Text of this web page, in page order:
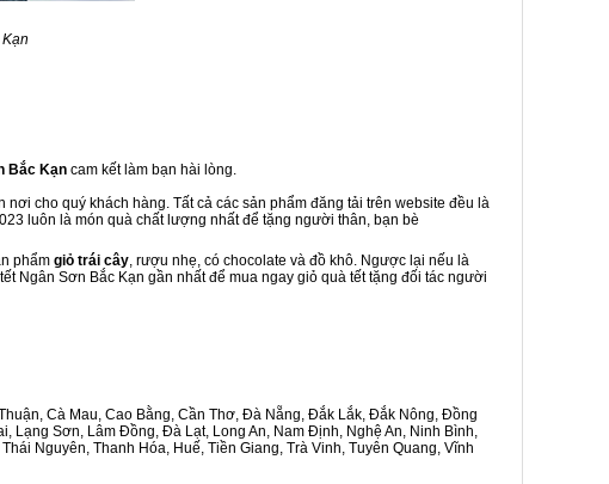
Bắc Kạn cam kết làm bạn hài lòng.
cho quý khách hàng. Tất cả các sản phẩm đăng tải trên website đều là
luôn là món quà chất lượng nhất để tặng người thân, bạn bè
phẩm giỏ trái cây, rượu nhẹ, có chocolate và đồ khô. Ngược lại nếu là
Ngân Sơn Bắc Kạn gần nhất để mua ngay giỏ quà tết tặng đối tác người
Cà Mau, Cao Bằng, Cần Thơ, Đà Nẵng, Đắk Lắk, Đắk Nông, Đồng
Lạng Sơn, Lâm Đồng, Đà Lạt, Long An, Nam Định, Nghệ An, Ninh Bình,
Nguyên, Thanh Hóa, Huế, Tiền Giang, Trà Vinh, Tuyên Quang, Vĩnh